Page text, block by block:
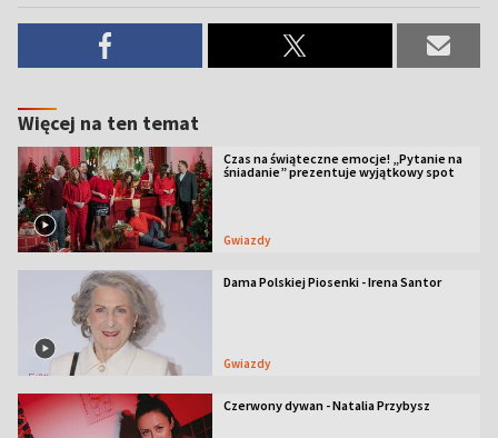
Więcej na ten temat
Czas na świąteczne emocje! „Pytanie na
śniadanie” prezentuje wyjątkowy spot
Gwiazdy
Dama Polskiej Piosenki - Irena Santor
Gwiazdy
Czerwony dywan - Natalia Przybysz